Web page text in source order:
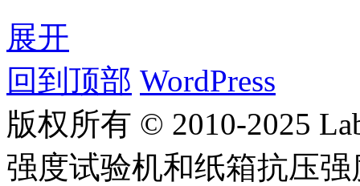
展开
回到顶部 WordPress
版权所有 © 2010-2025
强度试验机和纸箱抗压